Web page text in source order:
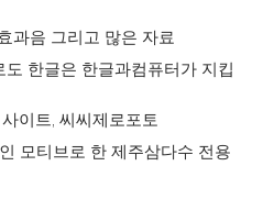
과음 그리고 많은 자료
한글은 한글과컴퓨터가 지킵
이트, 씨씨제로포토
모티브로 한 제주삼다수 전용